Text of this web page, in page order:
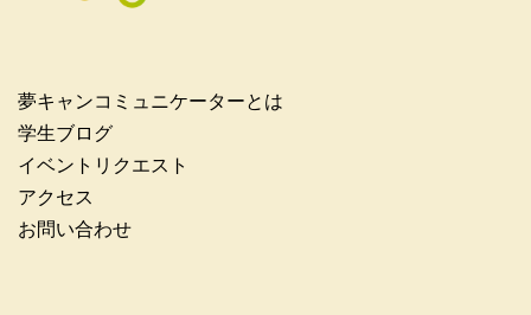
夢キャンコミュニケーターとは
学生ブログ
イベントリクエスト
アクセス
お問い合わせ